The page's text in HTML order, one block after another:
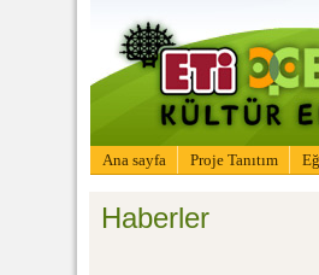
Ana sayfa Proje Tanıtım
Haberler